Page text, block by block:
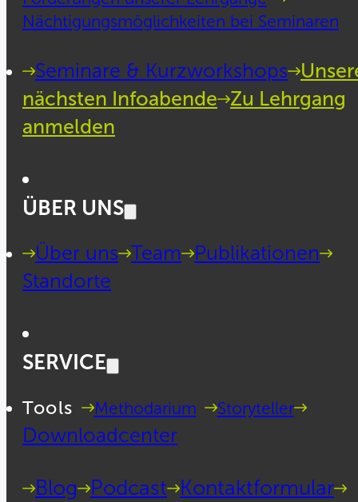
Nächtigungsmöglichkeiten bei Seminaren
Seminare & Kurzworkshops
nächsten Infoabende Zu Lehrgang
anmelden
ÜBER UNS
Über uns Team
Publikationen
Standorte
SERVICE
Tools Methodarium Storyteller
Downloadcenter
Blog Podcast Kontaktformular